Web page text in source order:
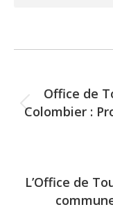
Office de
Colombier :
L’Office de